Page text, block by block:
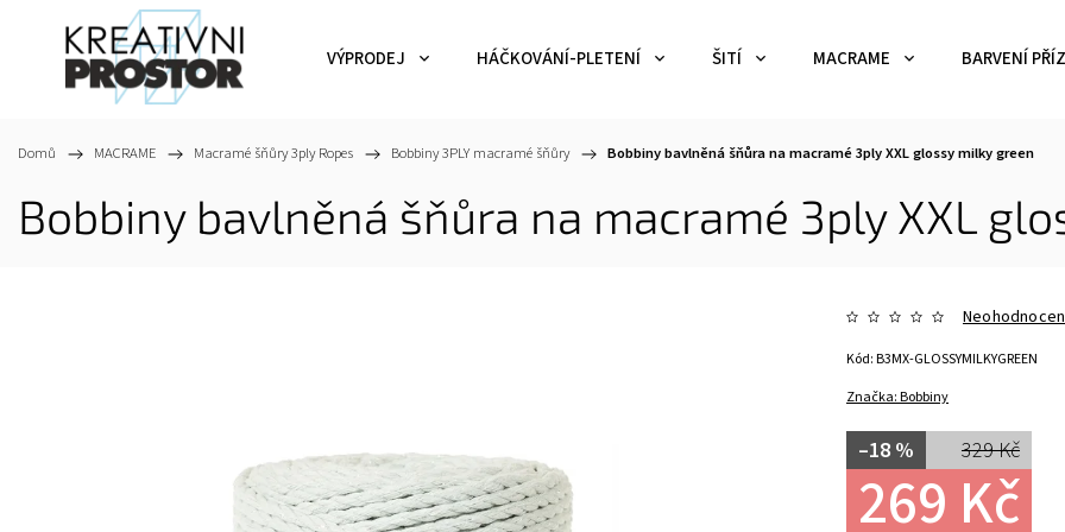
VÝPRODEJ HÁČKOVÁNÍ-PLETENÍ ŠITÍ MACRAME BARVENÍ
Domů / MACRAME / Macramé šňůry 3ply Ropes / Bobbiny 3PLY macramé šňůry / Bobbiny bavlněná šňůra na macramé 3ply XXL glossy milky green
Bobbiny bavlněná šňůra na macramé 3ply XXL
Značka:Bobbiny
329 Kč
–18 %
269 Kč
Kód:B3MX-GLOSSYMILKYGREEN